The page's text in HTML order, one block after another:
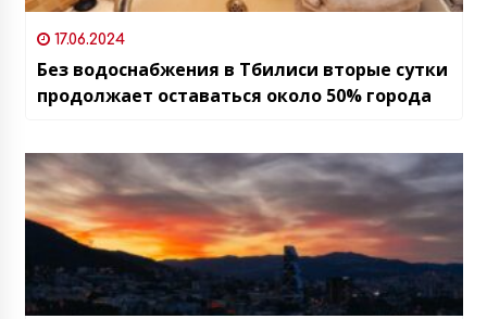
17.06.2024
Без водоснабжения в Тбилиси вторые сутки
продолжает оставаться около 50% города